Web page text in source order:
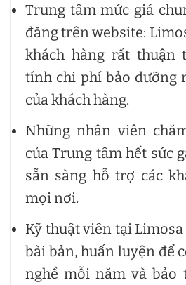
Trung tâm mức giá
đăng trên website:
khách hàng rất thuận
tính chi phí bảo dưỡng
của khách hàng.
Những nhân viên
của Trung tâm hết sức
sẵn sàng hỗ trợ các
mọi nơi.
Kỹ thuật viên tại
bài bản, huấn luyện để
nghề mỗi năm và